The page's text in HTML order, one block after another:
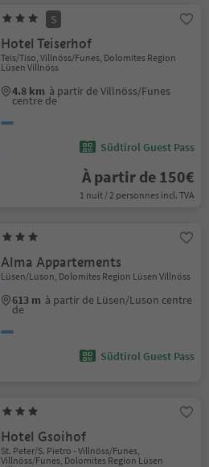
S
Hotel Teiserhof
Teis/Tiso, Villnöss/Funes, Dolomites Region
Lüsen Villnöss
4.8 km à partir de Villnöss/Funes
centre de
Südtirol Guest Pass
À partir de 150€
1 nuit / 2 personnes incl. TVA
Alma Appartements
Lüsen/Luson, Dolomites Region Lüsen Villnöss
613 m à partir de Lüsen/Luson centre
de
Südtirol Guest Pass
Hotel Gsoihof
St. Peter/S. Pietro - Villnöss/Funes,
Villnöss/Funes, Dolomites Region Lüsen